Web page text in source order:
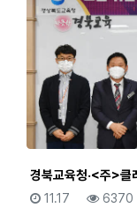
경북교육청·<주>클
등록일
11.17 조회
6370